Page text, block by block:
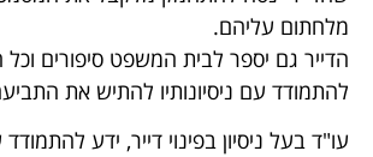
מלחתום עליהם.
הדייר גם יספר לבית המשפט סיפורים
להתמודד עם ניסיונותיו להתיש את
עו"ד בעל ניסיון בפינוי דייר, ידע